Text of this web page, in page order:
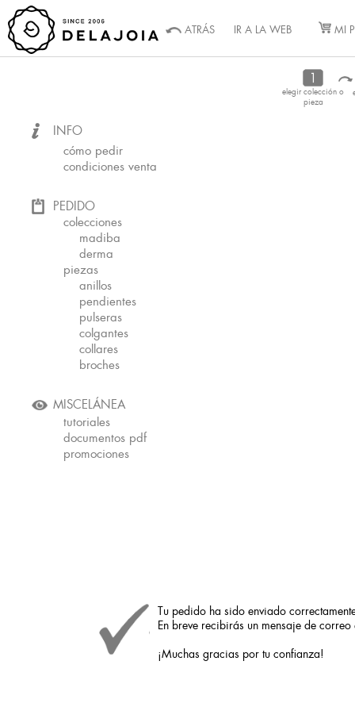
ATRÁS IR A LA WEB MI
elegir colección o
pieza
INFO
cómo pedir
condiciones venta
PEDIDO
colecciones
madiba
derma
piezas
anillos
pendientes
pulseras
colgantes
collares
broches
MISCELÁNEA
tutoriales
documentos pdf
promociones
Tu pedido ha sido enviado
En breve recibirás un mensaje de
¡Muchas gracias por tu confianza!